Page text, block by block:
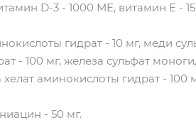
D-3 - 1000 МЕ, витамин E -
гидрат - 10 мг, меди
- 100 мг, железа сульфат
аминокислоты гидрат - 100
- 50 мг.